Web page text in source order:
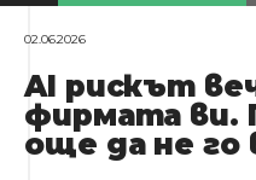
02.06.2026
AI рискът
фирмата ви.
още да не